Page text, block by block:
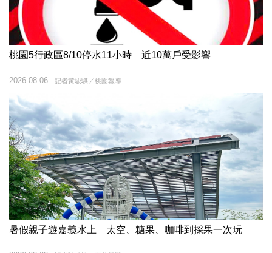
桃園5行政區8/10停水11小時 近10萬戶受影響
記者黃駿騏／桃園報導
2026-08-06
暑假親子遊嘉義水上 太空、糖果、咖啡到採果一次玩